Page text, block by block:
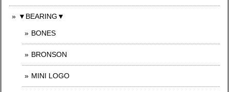
▼BEARING▼
BONES
BRONSON
MINI LOGO